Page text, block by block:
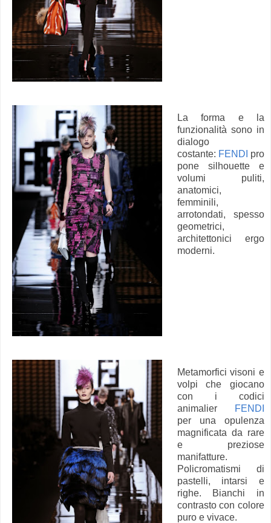
La forma e la
funzionalità sono in
dialogo
costante: FENDI pro
pone silhouette e
volumi puliti,
anatomici,
femminili,
arrotondati, spesso
geometrici,
architettonici ergo
moderni.
Metamorfici visoni e
volpi che giocano
con i codici
animalier
FENDI
per una opulenza
magnificata da rare
e preziose
manifatture.
Policromatismi di
pastelli, intarsi e
righe. Bianchi in
contrasto con colore
puro e vivace.